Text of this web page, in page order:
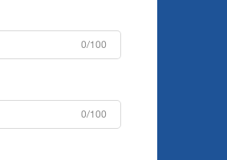
0/100
0/100